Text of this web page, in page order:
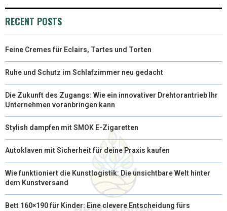
RECENT POSTS
Feine Cremes für Eclairs, Tartes und Torten
Ruhe und Schutz im Schlafzimmer neu gedacht
Die Zukunft des Zugangs: Wie ein innovativer Drehtorantrieb Ihr
Unternehmen voranbringen kann
Stylish dampfen mit SMOK E-Zigaretten
Autoklaven mit Sicherheit für deine Praxis kaufen
Wie funktioniert die Kunstlogistik: Die unsichtbare Welt hinter
dem Kunstversand
Bett 160×190 für Kinder: Eine clevere Entscheidung fürs